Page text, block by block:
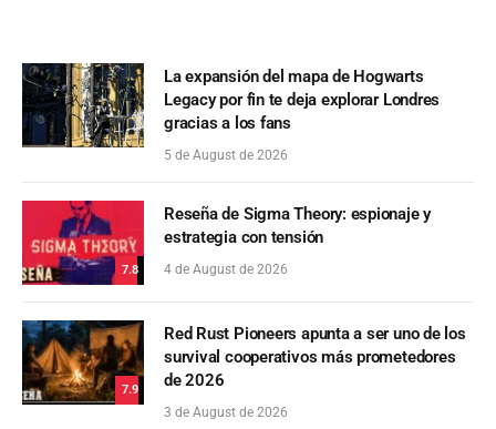
La expansión del mapa de Hogwarts
Legacy por fin te deja explorar Londres
gracias a los fans
5 de August de 2026
7.8
Reseña de Sigma Theory: espionaje y
estrategia con tensión
4 de August de 2026
7.9
Red Rust Pioneers apunta a ser uno de los
survival cooperativos más prometedores
de 2026
3 de August de 2026